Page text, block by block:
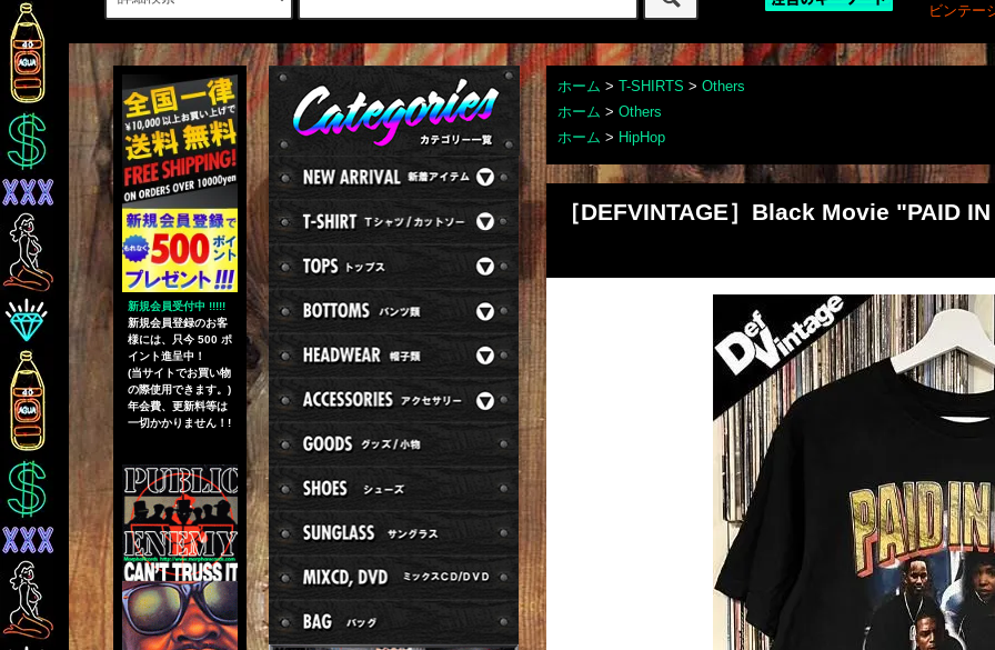
ビンテー
新規会員受付中 !!!!!
新規会員登録のお客
様には、只今 500 ポ
イント進呈中！
(当サイトでお買い物
の際使用できます。)
年会費、更新料等は
一切かかりません！!
ホーム > T-SHIRTS > Others
ホーム > Others
ホーム > HipHop
［DEFVINTAGE］Black Movie "PAID